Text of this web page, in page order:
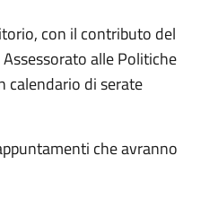
con il contributo del
alle Politiche
calendario di serate
che avranno